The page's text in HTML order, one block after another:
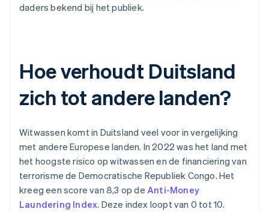
daders bekend bij het publiek.
Hoe verhoudt Duitsland
zich tot andere landen?
Witwassen komt in Duitsland veel voor in vergelijking
met andere Europese landen. In 2022 was het land met
het hoogste risico op witwassen en de financiering van
terrorisme de Democratische Republiek Congo. Het
kreeg een score van 8,3 op de Anti-Money
Laundering Index. Deze index loopt van 0 tot 10.